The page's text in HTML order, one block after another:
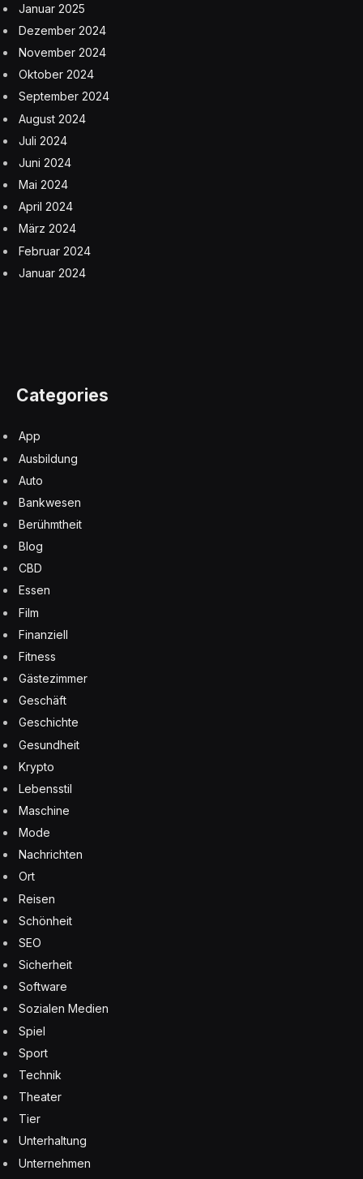
Januar 2025
Dezember 2024
November 2024
Oktober 2024
September 2024
August 2024
Juli 2024
Juni 2024
Mai 2024
April 2024
März 2024
Februar 2024
Januar 2024
Categories
App
Ausbildung
Auto
Bankwesen
Berühmtheit
Blog
CBD
Essen
Film
Finanziell
Fitness
Gästezimmer
Geschäft
Geschichte
Gesundheit
Krypto
Lebensstil
Maschine
Mode
Nachrichten
Ort
Reisen
Schönheit
SEO
Sicherheit
Software
Sozialen Medien
Spiel
Sport
Technik
Theater
Tier
Unterhaltung
Unternehmen